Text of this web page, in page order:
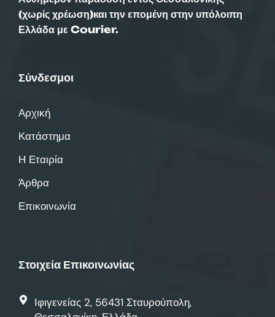
(χωρίς χρέωση)και την επομένη στην υπόλοιπη
Ελλάδα με Courier.
Σύνδεσμοι
Αρχική
Κατάστημα
Η Εταιρία
Άρθρα
Επικοινωνία
Στοιχεία Επικοινωνίας
Ιφιγενείας 2, 56431 Σταυρούπολη,